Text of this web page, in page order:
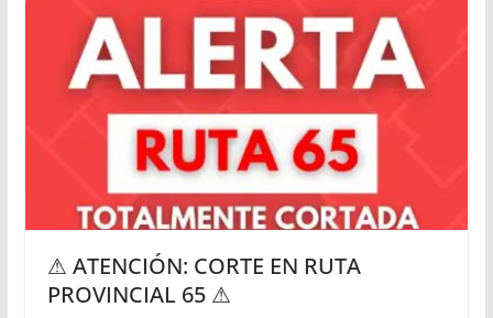
⚠ ATENCIÓN: CORTE EN RUTA
PROVINCIAL 65 ⚠